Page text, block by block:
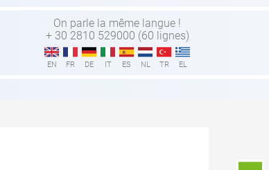
On parle la même langue !
+ 30 2810 529000 (60 lignes)
EN FR DE IT ES NL TR EL